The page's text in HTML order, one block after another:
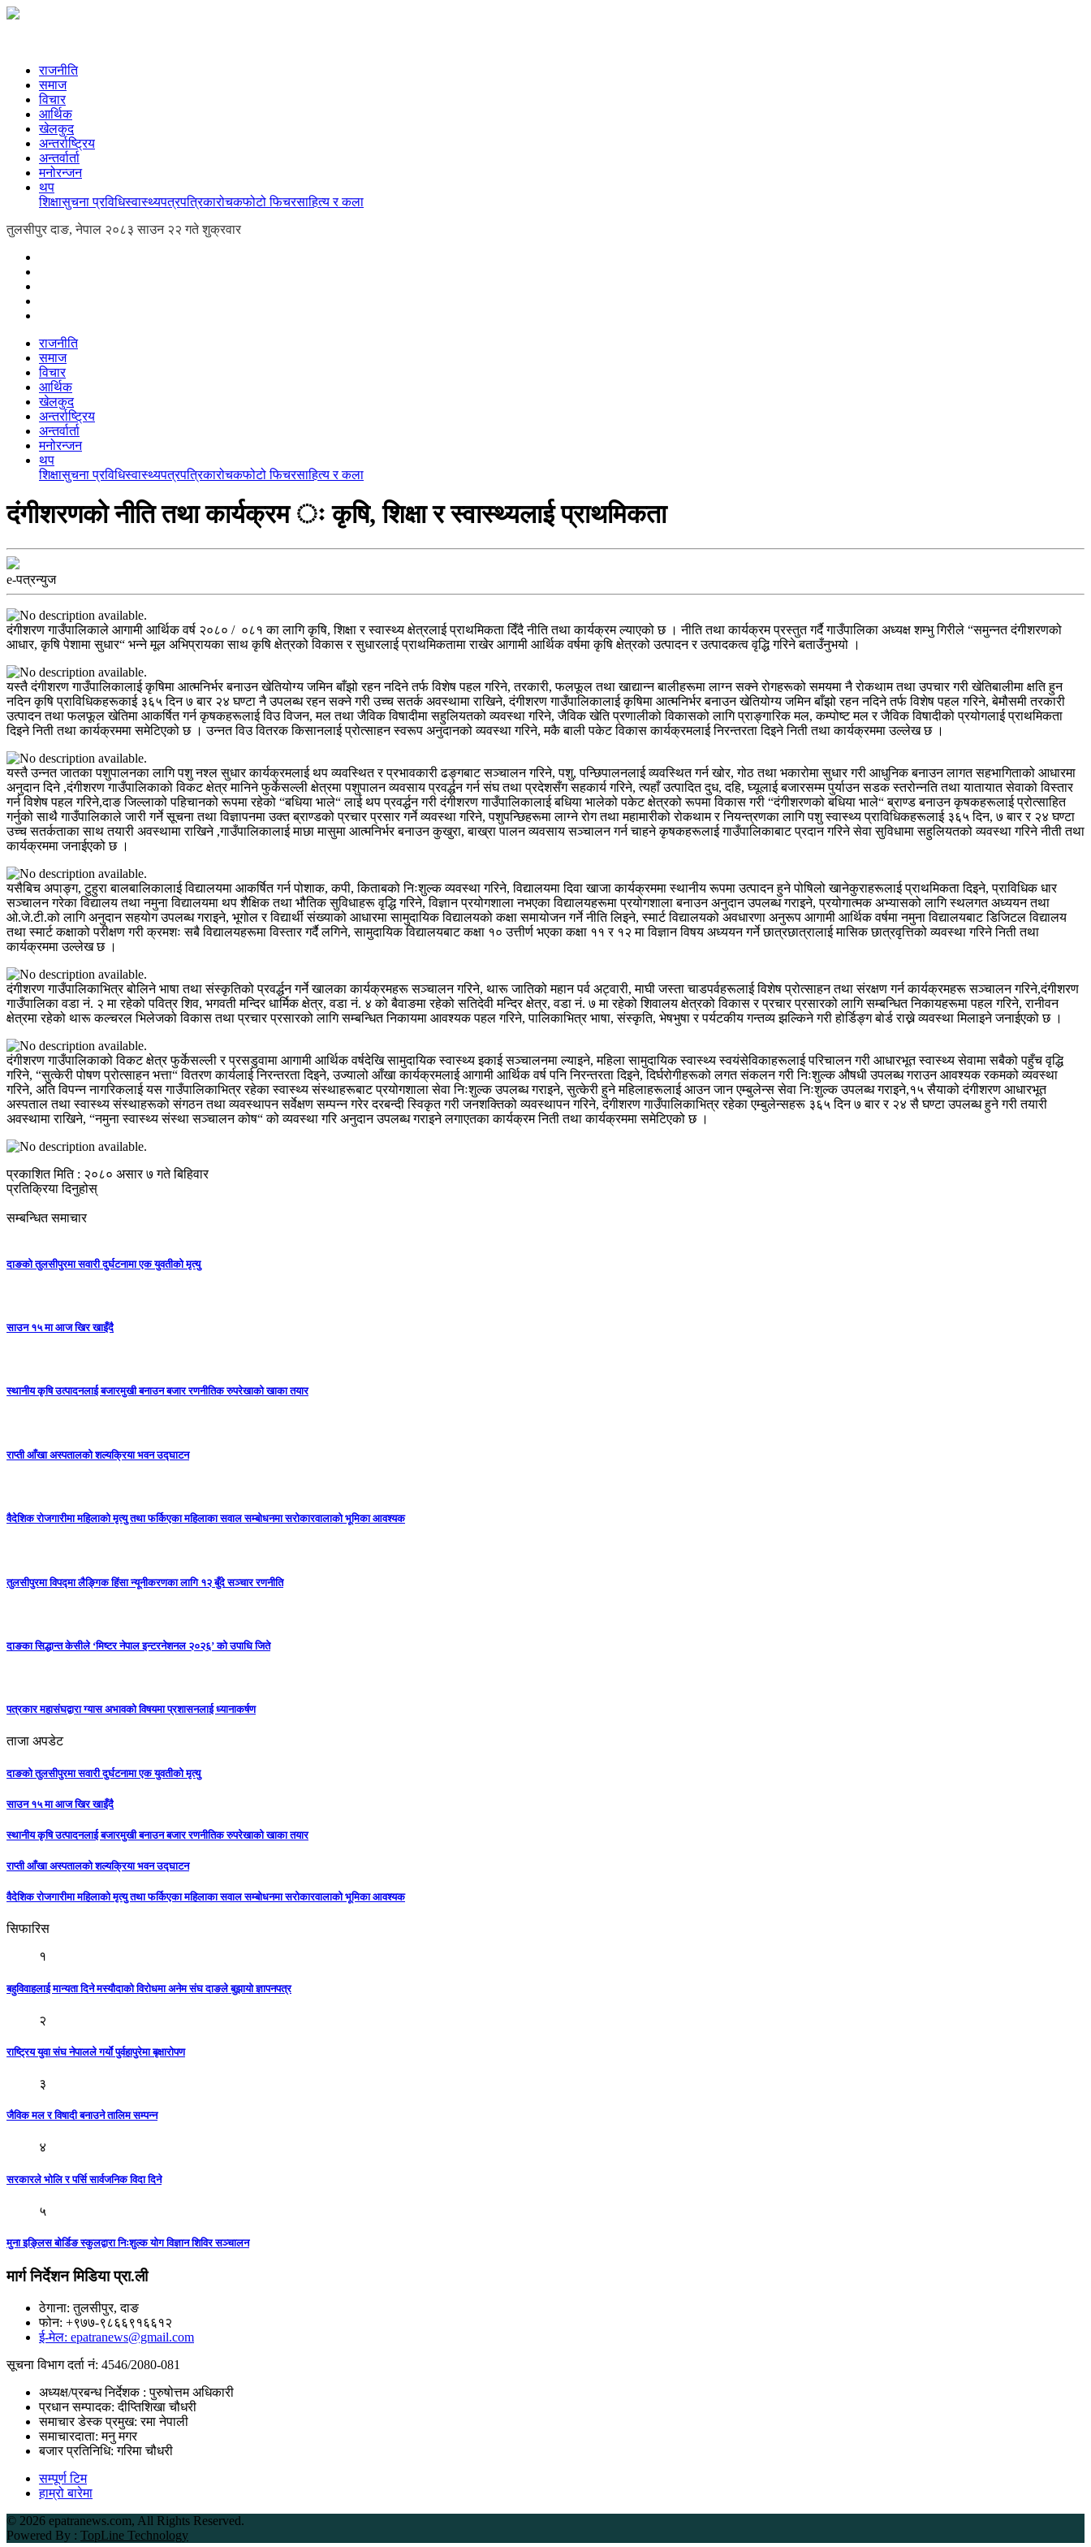
राजनीति
समाज
विचार
आर्थिक
खेलकुद
अन्तर्राष्ट्रिय
अन्तर्वार्ता
मनोरन्जन
थप
शिक्षासुचना प्रविधिस्वास्थ्यपत्रपत्रिकारोचकफोटो फिचरसाहित्य र कला
तुलसीपुर दाङ, नेपाल २०८३ साउन २२ गते शुक्रवार
राजनीति
समाज
विचार
आर्थिक
खेलकुद
अन्तर्राष्ट्रिय
अन्तर्वार्ता
मनोरन्जन
थप
शिक्षासुचना प्रविधिस्वास्थ्यपत्रपत्रिकारोचकफोटो फिचरसाहित्य र कला
दंगीशरणको नीति तथा कार्यक्रम ः कृषि, शिक्षा र स्वास्थ्यलाई प्राथमिकता
e-पत्रन्युज
दंगीशरण गाउँपालिकाले आगामी आर्थिक वर्ष २०८० / ०८१ का लागि कृषि, शिक्षा र स्वास्थ्य क्षेत्रलाई प्राथमिकता दिँदै नीति तथा कार्यक्रम ल्याएको छ । नीति तथा कार्यक्रम प्रस्तुत गर्दै गाउँपालिका अध्यक्ष शम्भु गिरीले “समुन्नत दंगीशरणको
आधार, कृषि पेशामा सुधार“ भन्ने मूल अभिप्रायका साथ कृषि क्षेत्रको विकास र सुधारलाई प्राथमिकतामा राखेर आगामी आर्थिक वर्षमा कृषि क्षेत्रको उत्पादन र उत्पादकत्व वृद्धि गरिने बताउँनुभयो ।
यस्तै दंगीशरण गाउँपालिकालाई कृषिमा आत्मनिर्भर बनाउन खेतियोग्य जमिन बाँझो रहन नदिने तर्फ विशेष पहल गरिने, तरकारी, फलफूल तथा खाद्यान्न बालीहरूमा लाग्न सक्ने रोगहरूको समयमा नै रोकथाम तथा उपचार गरी खेतिबालीमा क्षति हुन
नदिन कृषि प्राविधिकहरूकाई ३६५ दिन ७ बार २४ घण्टा नै उपलब्ध रहन सक्ने गरी उच्च सतर्क अवस्थामा राखिने, दंगीशरण गाउँपालिकालाई कृषिमा आत्मनिर्भर बनाउन खेतियोग्य जमिन बाँझो रहन नदिने तर्फ विशेष पहल गरिने, बेमौसमी तरकारी
उत्पादन तथा फलफूल खेतिमा आकर्षित गर्न कृषकहरूलाई विउ विजन, मल तथा जैविक विषादीमा सहुलियतको व्यवस्था गरिने, जैविक खेति प्रणालीको विकासको लागि प्राङ्गारिक मल, कम्पोष्ट मल र जैविक विषादीको प्रयोगलाई प्राथमिकता
दिइने निती तथा कार्यक्रममा समेटिएको छ । उन्नत विउ वितरक किसानलाई प्रोत्साहन स्वरूप अनुदानको व्यवस्था गरिने, मकै बाली पकेट विकास कार्यक्रमलाई निरन्तरता दिइने निती तथा कार्यक्रममा उल्लेख छ ।
यस्तै उन्नत जातका पशुपालनका लागि पशु नश्ल सुधार कार्यक्रमलाई थप व्यवस्थित र प्रभावकारी ढङ्गबाट सञ्चालन गरिने, पशु, पन्छिपालनलाई व्यवस्थित गर्न खोर, गोठ तथा भकारोमा सुधार गरी आधुनिक बनाउन लागत सहभागिताको आधारमा
अनुदान दिने ,दंगीशरण गाउँपालिकाको विकट क्षेत्र मानिने फुर्केसल्ली क्षेत्रमा पशुपालन व्यवसाय प्रवर्द्धन गर्न संघ तथा प्रदेशसँग सहकार्य गरिने, त्यहाँ उत्पादित दुध, दहि, घ्यूलाई बजारसम्म पुर्याउन सडक स्तरोन्नति तथा यातायात सेवाको विस्तार
गर्न विशेष पहल गरिने,दाङ जिल्लाको पहिचानको रूपमा रहेको “बधिया भाले“ लाई थप प्रवर्द्धन गरी दंगीशरण गाउँपालिकालाई बधिया भालेको पकेट क्षेत्रको रूपमा विकास गरी “दंगीशरणको बधिया भाले“ ब्राण्ड बनाउन कृषकहरूलाई प्रोत्साहित
गर्नुको साथै गाउँपालिकाले जारी गर्ने सूचना तथा विज्ञापनमा उक्त ब्राण्डको प्रचार प्रसार गर्ने व्यवस्था गरिने, पशुपन्छिहरूमा लाग्ने रोग तथा महामारीको रोकथाम र नियन्त्रणका लागि पशु स्वास्थ्य प्राविधिकहरूलाई ३६५ दिन, ७ बार र २४ घण्टा
उच्च सतर्कताका साथ तयारी अवस्थामा राखिने ,गाउँपालिकालाई माछा मासुमा आत्मनिर्भर बनाउन कुखुरा, बाख्रा पालन व्यवसाय सञ्चालन गर्न चाहने कृषकहरूलाई गाउँपालिकाबाट प्रदान गरिने सेवा सुविधामा सहुलियतको व्यवस्था गरिने नीती तथा
कार्यक्रममा जनाईएको छ ।
यसैबिच अपाङ्ग, टुहुरा बालबालिकालाई विद्यालयमा आकर्षित गर्न पोशाक, कपी, किताबको निःशुल्क व्यवस्था गरिने, विद्यालयमा दिवा खाजा कार्यक्रममा स्थानीय रूपमा उत्पादन हुने पोषिलो खानेकुराहरूलाई प्राथमिकता दिइने, प्राविधिक धार
सञ्चालन गरेका विद्यालय तथा नमुना विद्यालयमा थप शैक्षिक तथा भौतिक सुविधाहरू वृद्धि गरिने, विज्ञान प्रयोगशाला नभएका विद्यालयहरूमा प्रयोगशाला बनाउन अनुदान उपलब्ध गराइने, प्रयोगात्मक अभ्यासको लागि स्थलगत अध्ययन तथा
ओ.जे.टी.को लागि अनुदान सहयोग उपलब्ध गराइने, भूगोल र विद्यार्थी संख्याको आधारमा सामुदायिक विद्यालयको कक्षा समायोजन गर्ने नीति लिइने, स्मार्ट विद्यालयको अवधारणा अनुरूप आगामी आर्थिक वर्षमा नमुना विद्यालयबाट डिजिटल विद्यालय
तथा स्मार्ट कक्षाको परीक्षण गरी क्रमशः सबै विद्यालयहरूमा विस्तार गर्दै लगिने, सामुदायिक विद्यालयबाट कक्षा १० उत्तीर्ण भएका कक्षा ११ र १२ मा विज्ञान विषय अध्ययन गर्ने छात्रछात्रालाई मासिक छात्रवृत्तिको व्यवस्था गरिने निती तथा
कार्यक्रममा उल्लेख छ ।
दंगीशरण गाउँपालिकाभित्र बोलिने भाषा तथा संस्कृतिको प्रवर्द्धन गर्ने खालका कार्यक्रमहरू सञ्चालन गरिने, थारू जातिको महान पर्व अट्वारी, माघी जस्ता चाडपर्वहरूलाई विशेष प्रोत्साहन तथा संरक्षण गर्न कार्यक्रमहरू सञ्चालन गरिने,दंगीशरण
गाउँपालिका वडा नं. २ मा रहेको पवित्र शिव, भगवती मन्दिर धार्मिक क्षेत्र, वडा नं. ४ को बैवाङमा रहेको सतिदेवी मन्दिर क्षेत्र, वडा नं. ७ मा रहेको शिवालय क्षेत्रको विकास र प्रचार प्रसारको लागि सम्बन्धित निकायहरूमा पहल गरिने, रानीवन
क्षेत्रमा रहेको थारू कल्चरल भिलेजको विकास तथा प्रचार प्रसारको लागि सम्बन्धित निकायमा आवश्यक पहल गरिने, पालिकाभित्र भाषा, संस्कृति, भेषभुषा र पर्यटकीय गन्तव्य झल्किने गरी होर्डिङ्ग बोर्ड राख्ने व्यवस्था मिलाइने जनाईएको छ ।
दंगीशरण गाउँपालिकाको विकट क्षेत्र फुर्केसल्ली र प्रसडुवामा आगामी आर्थिक वर्षदेखि सामुदायिक स्वास्थ्य इकाई सञ्चालनमा ल्याइने, महिला सामुदायिक स्वास्थ्य स्वयंसेविकाहरूलाई परिचालन गरी आधारभूत स्वास्थ्य सेवामा सबैको पहुँच वृद्धि
गरिने, “सुत्केरी पोषण प्रोत्साहन भत्ता“ वितरण कार्यलाई निरन्तरता दिइने, उज्यालो आँखा कार्यक्रमलाई आगामी आर्थिक वर्ष पनि निरन्तरता दिइने, दिर्घरोगीहरूको लगत संकलन गरी निःशुल्क औषधी उपलब्ध गराउन आवश्यक रकमको व्यवस्था
गरिने, अति विपन्न नागरिकलाई यस गाउँपालिकाभित्र रहेका स्वास्थ्य संस्थाहरूबाट प्रयोगशाला सेवा निःशुल्क उपलब्ध गराइने, सुत्केरी हुने महिलाहरूलाई आउन जान एम्बुलेन्स सेवा निःशुल्क उपलब्ध गराइने,१५ सैयाको दंगीशरण आधारभूत
अस्पताल तथा स्वास्थ्य संस्थाहरूको संगठन तथा व्यवस्थापन सर्वेक्षण सम्पन्न गरेर दरबन्दी स्विकृत गरी जनशक्तिको व्यवस्थापन गरिने, दंगीशरण गाउँपालिकाभित्र रहेका एम्बुलेन्सहरू ३६५ दिन ७ बार र २४ सै घण्टा उपलब्ध हुने गरी तयारी
अवस्थामा राखिने, “नमुना स्वास्थ्य संस्था सञ्चालन कोष“ को व्यवस्था गरि अनुदान उपलब्ध गराइने लगाएतका कार्यक्रम निती तथा कार्यक्रममा समेटिएको छ ।
प्रकाशित मिति : २०८० असार ७ गते बिहिवार
प्रतिक्रिया दिनुहोस्
सम्बन्धित समाचार
दाङको तुलसीपुरमा सवारी दुर्घटनामा एक युवतीको मृत्यु
साउन १५ मा आज खिर खाइँदै
स्थानीय कृषि उत्पादनलाई बजारमुखी बनाउन बजार रणनीतिक रुपरेखाको खाका तयार
राप्ती आँखा अस्पतालको शल्यक्रिया भवन उद्घाटन
वैदेशिक रोजगारीमा महिलाको मृत्यु तथा फर्किएका महिलाका सवाल सम्बोधनमा सरोकारवालाको भूमिका आवश्यक
तुलसीपुरमा विपद्मा लैङ्गिक हिंसा न्यूनीकरणका लागि १२ बुँदे सञ्चार रणनीति
दाङका सिद्धान्त केसीले ‘मिष्टर नेपाल इन्टरनेशनल २०२६’ को उपाधि जिते
पत्रकार महासंघद्वारा ग्यास अभावको विषयमा प्रशासनलाई ध्यानाकर्षण
ताजा अपडेट
दाङको तुलसीपुरमा सवारी दुर्घटनामा एक युवतीको मृत्यु
साउन १५ मा आज खिर खाइँदै
स्थानीय कृषि उत्पादनलाई बजारमुखी बनाउन बजार रणनीतिक रुपरेखाको खाका तयार
राप्ती आँखा अस्पतालको शल्यक्रिया भवन उद्घाटन
वैदेशिक रोजगारीमा महिलाको मृत्यु तथा फर्किएका महिलाका सवाल सम्बोधनमा सरोकारवालाको भूमिका आवश्यक
सिफारिस
१
बहुविवाहलाई मान्यता दिने मस्यौदाको विरोधमा अनेम संघ दाङले बुझायाे ज्ञापनपत्र
२
राष्ट्रिय युवा संघ नेपालले गर्याे पुर्वहापुरेमा बृक्षाराेपण
३
जैविक मल र विषादी बनाउने तालिम सम्पन्न
४
सरकारले भोलि र पर्सि सार्वजनिक विदा दिने
५
मुना इङ्लिस बोर्डिङ स्कुलद्वारा निःशुल्क योग विज्ञान शिविर सञ्चालन
मार्ग निर्देशन मिडिया प्रा.ली
ठेगाना: तुलसीपुर, दाङ
फोन: +९७७-९८६६९१६६१२
ई-मेल: epatranews@gmail.com
सूचना विभाग दर्ता नं: 4546/2080-081
अध्यक्ष/प्रबन्ध निर्देशक : पुरुषोत्तम अधिकारी
प्रधान सम्पादक: दीप्तिशिखा चौधरी
समाचार डेस्क प्रमुख: रमा नेपाली
समाचारदाता: मनु मगर
बजार प्रतिनिधि: गरिमा चौधरी
सम्पूर्ण टिम
हाम्रो बारेमा
© 2026 epatranews.com, All Rights Reserved.
Powered By : TopLine Technology